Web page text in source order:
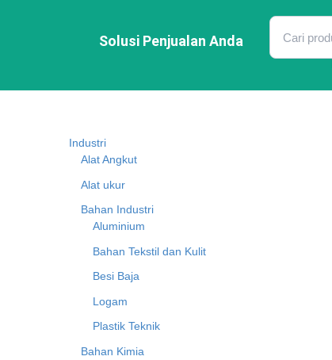
Solusi Penjualan Anda
Industri
Alat Angkut
Alat ukur
Bahan Industri
Aluminium
Bahan Tekstil dan Kulit
Besi Baja
Logam
Plastik Teknik
Bahan Kimia